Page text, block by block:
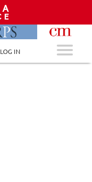
LOG IN